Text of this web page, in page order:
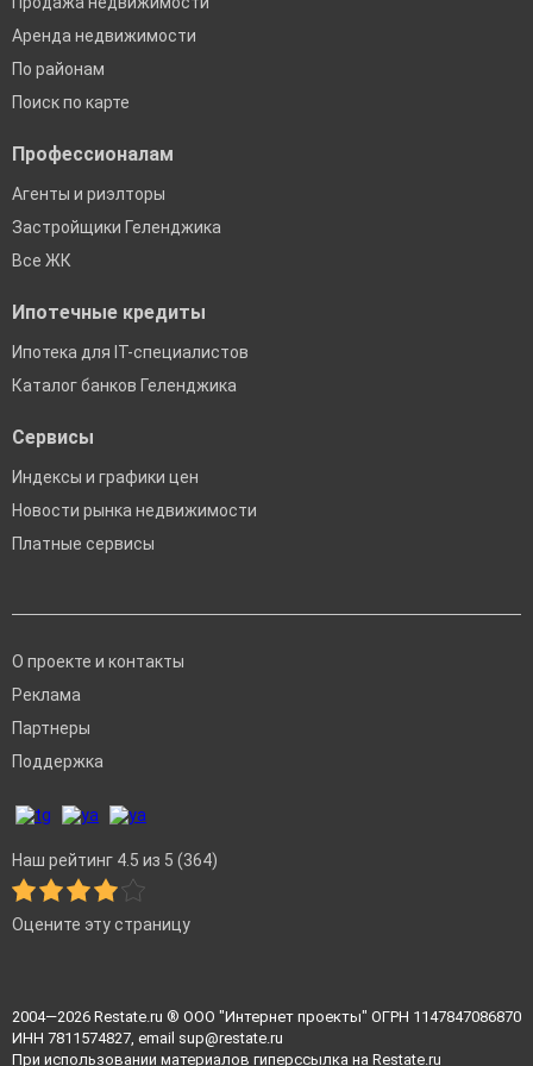
Аренда недвижимости
По районам
Поиск по карте
Профессионалам
Агенты и риэлторы
Застройщики Геленджика
Все ЖК
Ипотечные кредиты
Ипотека для IT-специалистов
Каталог банков Геленджика
Сервисы
Индексы и графики цен
Новости рынка недвижимости
Платные сервисы
О проекте и контакты
Реклама
Партнеры
Поддержка
Наш рейтинг 4.5 из 5 (364)
Оцените эту страницу
2004—2026 Restate.ru ® ООО "Интернет проекты" ОГРН 1147847086870
ИНН 7811574827, email sup@restate.ru
При использовании материалов гиперссылка на Restate.ru